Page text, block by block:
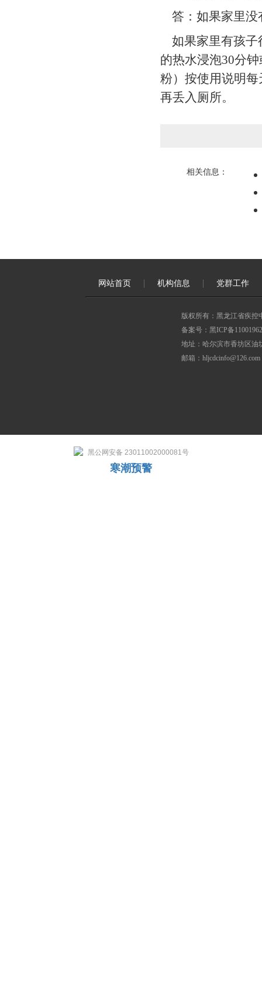
答：如果家里没
如果家里有孩子
的热水浸泡30分
粉）按使用说明
再丢入厕所。
相关信息：
网站首页 机构信息 党群工作
版权所有：黑龙江省疾控
备案号：黑ICP备
地址：哈尔滨市香坊区油
邮箱：hljcdcinfo@126.com
黑公网安备 23011002000081号
寒潮预警